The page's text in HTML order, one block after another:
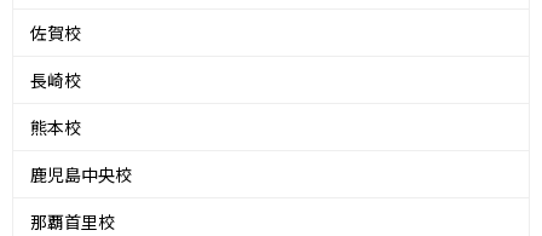
佐賀校
長崎校
熊本校
鹿児島中央校
那覇首里校